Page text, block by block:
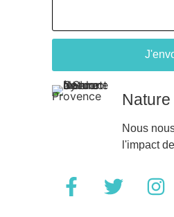
Nous
l'impact